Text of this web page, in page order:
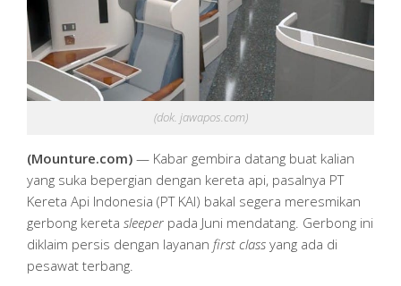
(dok. jawapos.com)
(Mounture.com) — Kabar gembira datang buat kalian
yang suka bepergian dengan kereta api, pasalnya PT
Kereta Api Indonesia (PT KAI) bakal segera meresmikan
gerbong kereta sleeper pada Juni mendatang. Gerbong ini
diklaim persis dengan layanan first class yang ada di
pesawat terbang.